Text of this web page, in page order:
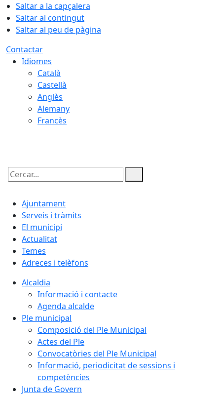
Saltar a la capçalera
Saltar al contingut
Saltar al peu de pàgina
Contactar
Idiomes
Català
Castellà
Anglès
Alemany
Francès
Cercar:
Ajuntament
Serveis i tràmits
El municipi
Actualitat
Temes
Adreces i telèfons
Alcaldia
Informació i contacte
Agenda alcalde
Ple municipal
Composició del Ple Municipal
Actes del Ple
Convocatòries del Ple Municipal
Informació, periodicitat de sessions i
competències
Junta de Govern